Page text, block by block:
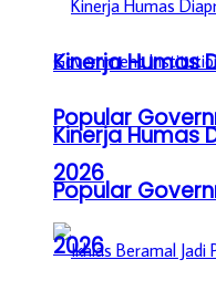
Kinerja Humas
Popular
2026
Kinerja Humas
Popular
2026